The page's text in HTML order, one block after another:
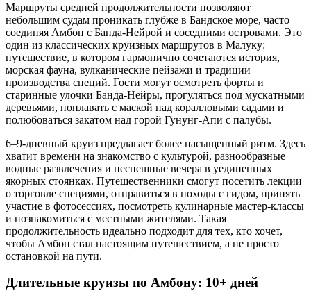
Маршруты средней продолжительности позволяют
небольшим судам проникать глубже в Бандское море, часто
соединяя Амбон с Банда-Нейрой и соседними островами. Это
один из классических круизных маршрутов в Малуку:
путешествие, в котором гармонично сочетаются история,
морская фауна, вулканические пейзажи и традиции
производства специй. Гости могут осмотреть форты и
старинные улочки Банда-Нейры, прогуляться под мускатными
деревьями, поплавать с маской над коралловыми садами и
полюбоваться закатом над горой Гунунг-Апи с палубы.
6–9-дневный круиз предлагает более насыщенный ритм. Здесь
хватит времени на знакомство с культурой, разнообразные
водные развлечения и неспешные вечера в уединенных
якорных стоянках. Путешественники смогут посетить лекции
о торговле специями, отправиться в походы с гидом, принять
участие в фотосессиях, посмотреть кулинарные мастер-классы
и познакомиться с местными жителями. Такая
продолжительность идеально подходит для тех, кто хочет,
чтобы Амбон стал настоящим путешествием, а не просто
остановкой на пути.
Длительные круизы по Амбону: 10+ дней